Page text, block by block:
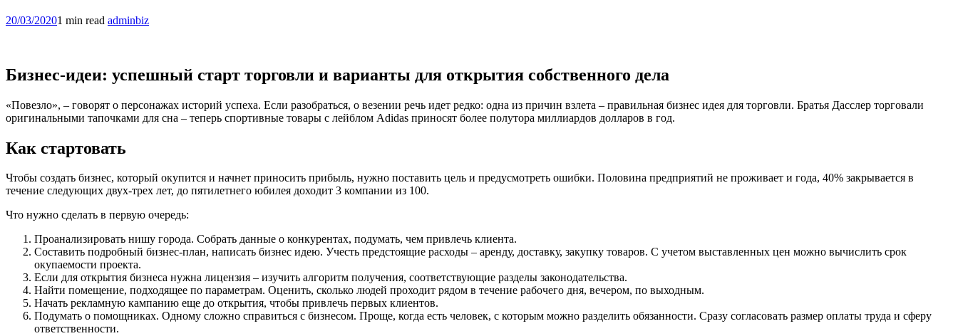
20/03/20201 min read adminbiz
Бизнес-идеи: успешный старт торговли и варианты для открытия собственного дела
«Повезло», – говорят о персонажах историй успеха. Если разобраться, о везении речь идет редко: одна из причин взлета – правильная бизнес идея для торговли. Братья Дасслер торговали
оригинальными тапочками для сна – теперь спортивные товары с лейблом Adidas приносят более полутора миллиардов долларов в год.
Как стартовать
Чтобы создать бизнес, который окупится и начнет приносить прибыль, нужно поставить цель и предусмотреть ошибки. Половина предприятий не проживает и года, 40% закрывается в
течение следующих двух-трех лет, до пятилетнего юбилея доходит 3 компании из 100.
Что нужно сделать в первую очередь:
Проанализировать нишу города. Собрать данные о конкурентах, подумать, чем привлечь клиента.
Составить подробный бизнес-план, написать бизнес идею. Учесть предстоящие расходы – аренду, доставку, закупку товаров. С учетом выставленных цен можно вычислить срок
окупаемости проекта.
Если для открытия бизнеса нужна лицензия – изучить алгоритм получения, соответствующие разделы законодательства.
Найти помещение, подходящее по параметрам. Оценить, сколько людей проходит рядом в течение рабочего дня, вечером, по выходным.
Начать рекламную кампанию еще до открытия, чтобы привлечь первых клиентов.
Подумать о помощниках. Одному сложно справиться с бизнесом. Проще, когда есть человек, с которым можно разделить обязанности. Сразу согласовать размер оплаты труда и сферу
ответственности.